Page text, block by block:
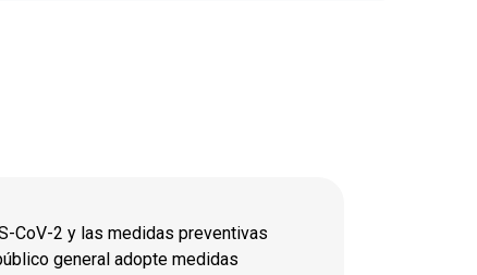
CoV-2 y las medidas preventivas
general adopte medidas